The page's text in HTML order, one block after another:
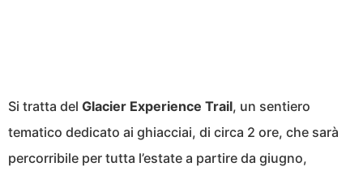
Si tratta del Glacier Experience Trail, un sentiero
tematico dedicato ai ghiacciai, di circa 2 ore, che sarà
percorribile per tutta l’estate a partire da giugno,